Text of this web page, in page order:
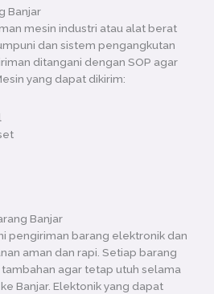
Banjar
mesin industri atau alat berat
dan sistem pengangkutan
ditangani dengan SOP agar
yang dapat dikirim:
Banjar
pengiriman barang elektronik dan
aman dan rapi. Setiap barang
agar tetap utuh selama
Banjar. Elektonik yang dapat